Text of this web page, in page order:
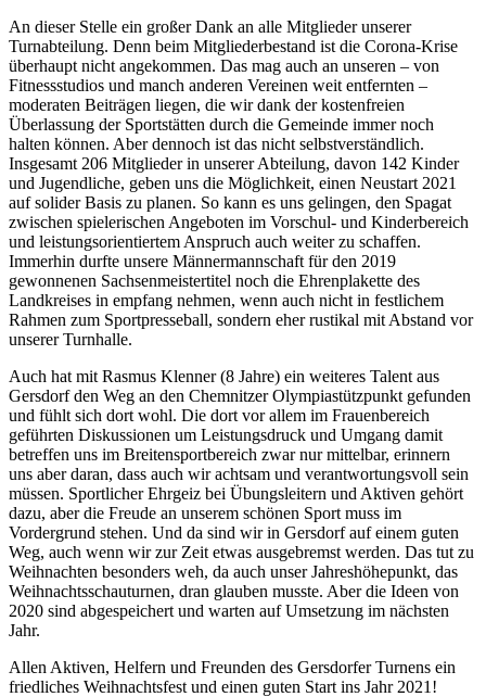
An dieser Stelle ein großer Dank an alle Mitglieder unserer
Turnabteilung. Denn beim Mitgliederbestand ist die Corona-Krise
überhaupt nicht angekommen. Das mag auch an unseren – von
Fitnessstudios und manch anderen Vereinen weit entfernten –
moderaten Beiträgen liegen, die wir dank der kostenfreien
Überlassung der Sportstätten durch die Gemeinde immer noch
halten können. Aber dennoch ist das nicht selbstverständlich.
Insgesamt 206 Mitglieder in unserer Abteilung, davon 142 Kinder
und Jugendliche, geben uns die Möglichkeit, einen Neustart 2021
auf solider Basis zu planen. So kann es uns gelingen, den Spagat
zwischen spielerischen Angeboten im Vorschul- und Kinderbereich
und leistungsorientiertem Anspruch auch weiter zu schaffen.
Immerhin durfte unsere Männermannschaft für den 2019
gewonnenen Sachsenmeistertitel noch die Ehrenplakette des
Landkreises in empfang nehmen, wenn auch nicht in festlichem
Rahmen zum Sportpresseball, sondern eher rustikal mit Abstand vor
unserer Turnhalle.
Auch hat mit Rasmus Klenner (8 Jahre) ein weiteres Talent aus
Gersdorf den Weg an den Chemnitzer Olympiastützpunkt gefunden
und fühlt sich dort wohl. Die dort vor allem im Frauenbereich
geführten Diskussionen um Leistungsdruck und Umgang damit
betreffen uns im Breitensportbereich zwar nur mittelbar, erinnern
uns aber daran, dass auch wir achtsam und verantwortungsvoll sein
müssen. Sportlicher Ehrgeiz bei Übungsleitern und Aktiven gehört
dazu, aber die Freude an unserem schönen Sport muss im
Vordergrund stehen. Und da sind wir in Gersdorf auf einem guten
Weg, auch wenn wir zur Zeit etwas ausgebremst werden. Das tut zu
Weihnachten besonders weh, da auch unser Jahreshöhepunkt, das
Weihnachtsschauturnen, dran glauben musste. Aber die Ideen von
2020 sind abgespeichert und warten auf Umsetzung im nächsten
Jahr.
Allen Aktiven, Helfern und Freunden des Gersdorfer Turnens ein
friedliches Weihnachtsfest und einen guten Start ins Jahr 2021!